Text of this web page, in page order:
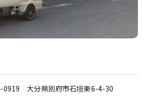
0919 大分県別府市石垣東6-4-30